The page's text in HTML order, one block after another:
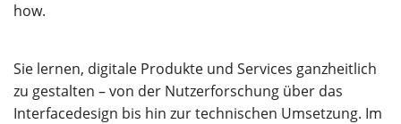
how.
Sie lernen, digitale Produkte und Services ganzheitlich
zu gestalten – von der Nutzerforschung über das
Interfacedesign bis hin zur technischen Umsetzung. Im